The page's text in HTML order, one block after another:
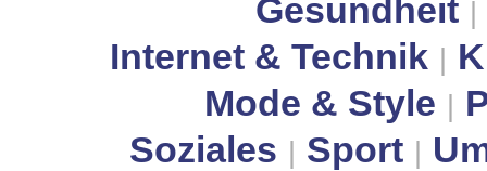
Gesundheit
Internet & Technik
Mode & Style
Soziales
Sport